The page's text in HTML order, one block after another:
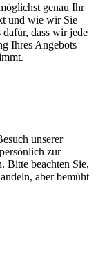
genau Ihr
und wie wir Sie
dass wir jede
Ihres Angebots
unserer
zur
Bitte beachten Sie,
aber bemüht